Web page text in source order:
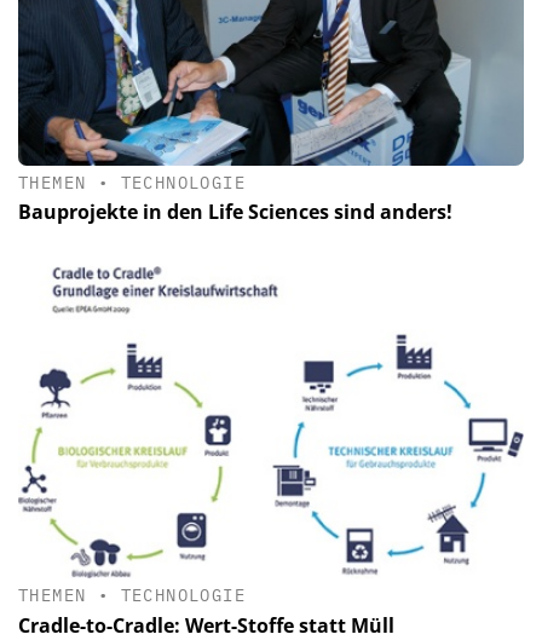
THEMEN • TECHNOLOGIE
Bauprojekte in den Life Sciences sind anders!
THEMEN • TECHNOLOGIE
Cradle-to-Cradle: Wert-Stoffe statt Müll